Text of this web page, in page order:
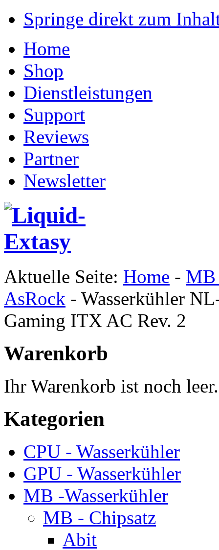
Springe direkt zum
Home
Shop
Dienstleistungen
Support
Reviews
Partner
Newsletter
Aktuelle Seite: Home - MB
AsRock - Wasserkühler
Gaming ITX AC Rev. 2
Warenkorb
Ihr Warenkorb ist noch leer.
Kategorien
CPU - Wasserkühler
GPU - Wasserkühler
MB -Wasserkühler
MB - Chipsatz
Abit